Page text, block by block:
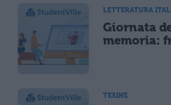
LETTERATURA
Giornata
memoria:
TESINE